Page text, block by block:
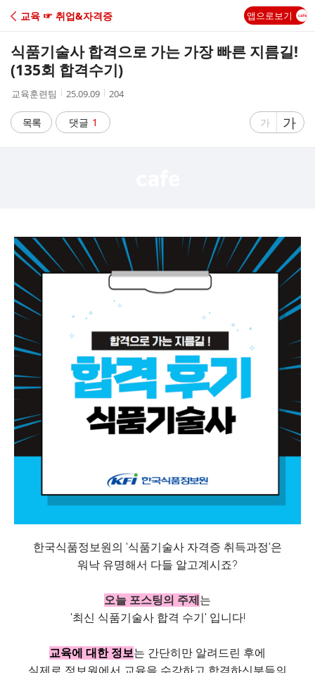
C
A
교육 ☞ 취업&자격증 앱으로보기
식품기술사 합격으로 가는 가장 빠른 지름길!
(135회 합격수기)
작
자
교육훈련팀
작
시
간
25.09.09
조
수
204
목록 댓글 1
글
가
글
자
가
한국식품정보원의 '식품기술사 자격증 취득과정'은
워낙 유명해서 다들 알고계시죠?
오늘 포스팅의 주제는
'최신 식품기술사 합격 수기' 입니다!
교육에 대한 정보는 간단히만 알려드린 후에